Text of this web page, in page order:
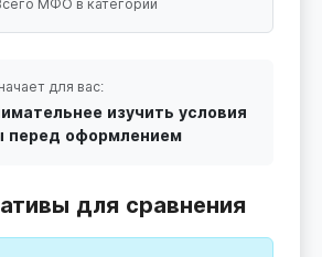
МФО в категории
для вас:
изучить условия
перед оформлением
для сравнения